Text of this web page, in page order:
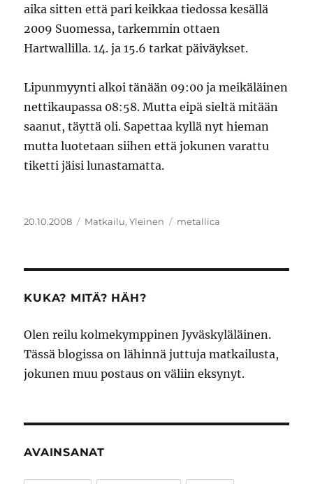
aika sitten että pari keikkaa tiedossa kesällä
2009 Suomessa, tarkemmin ottaen
Hartwallilla. 14. ja 15.6 tarkat päiväykset.
Lipunmyynti alkoi tänään 09:00 ja meikäläinen
nettikaupassa 08:58. Mutta eipä sieltä mitään
saanut, täyttä oli. Sapettaa kyllä nyt hieman
mutta luotetaan siihen että jokunen varattu
tiketti jäisi lunastamatta.
Julkaistu
20.10.2008 Kategoriat
Matkailu,Yleinen Avainsanat
metallica
KUKA? MITÄ? HÄH?
Olen reilu kolmekymppinen Jyväskyläläinen.
Tässä blogissa on lähinnä juttuja matkailusta,
jokunen muu postaus on väliin eksynyt.
AVAINSANAT